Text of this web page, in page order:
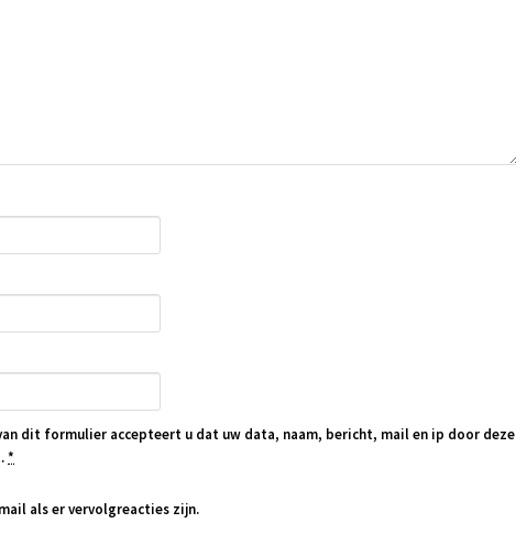
dit formulier accepteert u dat uw data, naam, bericht, mail en ip door deze
*
als er vervolgreacties zijn.